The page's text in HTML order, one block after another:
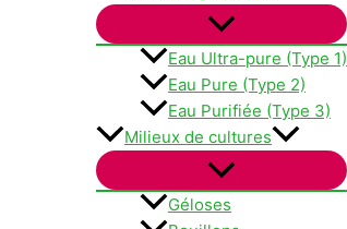
Eau Ultra-pure (Type 1)
Eau Pure (Type 2)
Eau Purifiée (Type 3)
Milieux de cultures
Géloses